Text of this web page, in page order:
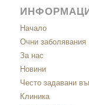
Начало
Очни заболявания
За нас
Новини
Често задавани
Клиника